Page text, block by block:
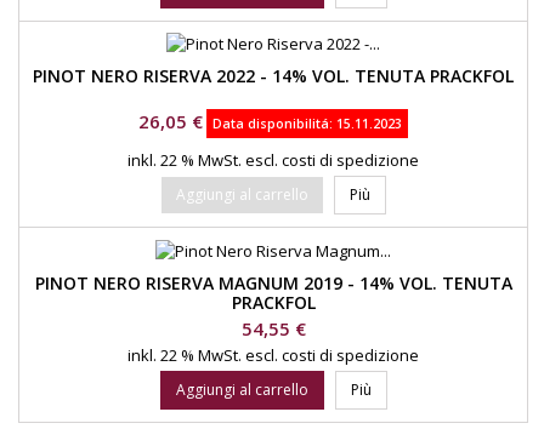
PINOT NERO RISERVA 2022 - 14% VOL. TENUTA PRACKFOL
Prezzo
26,05 € Data disponibilitá: 15.11.2023
inkl. 22 % MwSt. escl. costi di spedizione
Aggiungi al carrello Più
PINOT NERO RISERVA MAGNUM 2019 - 14% VOL. TENUTA
PRACKFOL
Prezzo
54,55 €
inkl. 22 % MwSt. escl. costi di spedizione
Aggiungi al carrello Più